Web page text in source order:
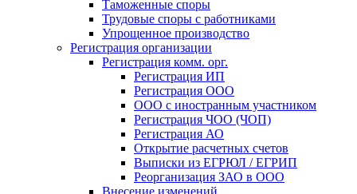
Таможенные споры
Трудовые споры с работниками
Упрощенное производство
Регистрация организации
Регистрация комм. орг.
Регистрация ИП
Регистрация ООО
ООО с иностранным участником
Регистрация ЧОО (ЧОП)
Регистрация АО
Открытие расчетных счетов
Выписки из ЕГРЮЛ / ЕГРИП
Реорганизация ЗАО в ООО
Внесение изменений